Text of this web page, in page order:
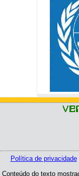
Política de privacidade
Conteúdo do texto